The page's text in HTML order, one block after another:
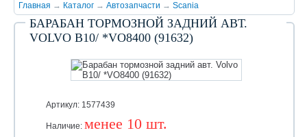
Главная → Каталог → Автозапчасти → Scania
БАРАБАН ТОРМОЗНОЙ ЗАДНИЙ АВТ.
VOLVO B10/ *VO8400 (91632)
Артикул: 1577439
Наличие: менее 10 шт.